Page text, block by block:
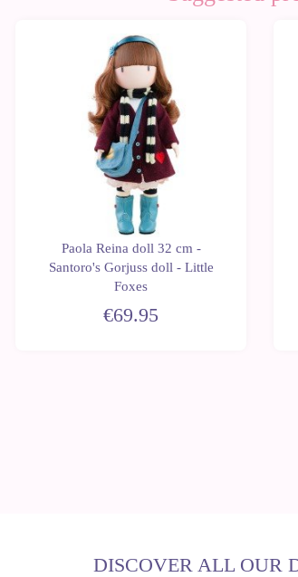
Paola Reina doll 32 cm -
Santoro's Gorjuss doll - Little
Foxes
€69.95
DISCOVER ALL OUR